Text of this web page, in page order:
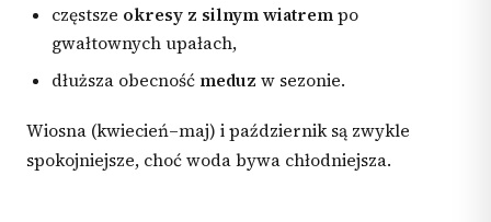
częstsze okresy z silnym wiatrempo
gwałtownych upałach,
dłuższa obecność meduz w sezonie.
Wiosna (kwiecień–maj) i październik są zwykle
spokojniejsze, choć woda bywa chłodniejsza.